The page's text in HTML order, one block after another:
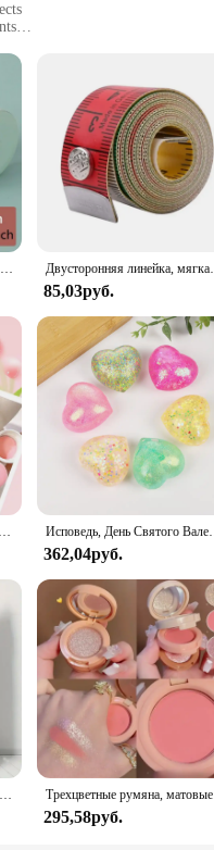
Measure is designed to
easy-to-read markings on
pleasing but also user-
within reach when you need
It's built to withstand
of a piece of furniture, this
a professional or a hobbyist.
3 шт. Мягкая рулетка двойная шкала для шитья тела Гибкая Измерительная Линейка инструменты Портной ремесло Двусторонняя
85,03руб.
Двухсторонняя искусственная мягкая осветляющая контурирующая Тень для лица румяна порошок персиковый розовый оттенок для щек Корейская Косметика для макияжа Исповедь, День Святого Валентина, любовь,
362,04руб.
Мягкие одеяла для взрослых, плюшевое одеяло Sanrio Hello Kitty, простыня, одеяло с рисунком кондиционера, весеннее пушистое одеяло
295,58руб.